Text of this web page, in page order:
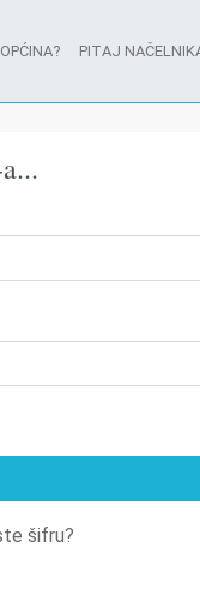
PITAJ
šifru?